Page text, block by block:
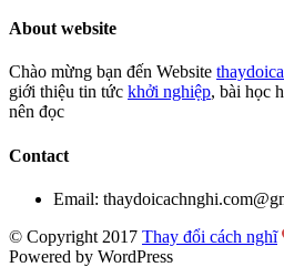
About website
Chào mừng bạn đến Website
giới thiệu tin tức khởi nghiệp, bài học
nên đọc
Contact
Email:
© Copyright 2017 Thay đổi cách nghĩ
Powered by WordPress